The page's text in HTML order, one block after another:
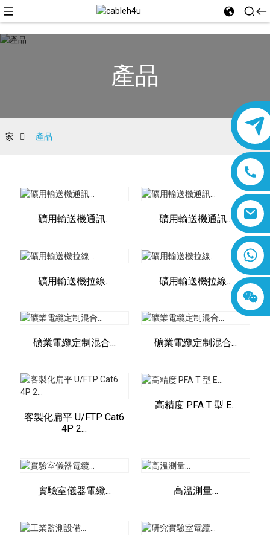
8618019377761
產品
家 產品
礦用輸送機通訊... 礦用輸送機通訊...
礦用輸送機拉線... 礦用輸送機拉線...
礦業電纜定制混合... 礦業電纜定制混合...
客製化扁平 U/FTP Cat6
4P 2...
高精度 PFA T 型 E...
實驗室儀器電纜... 高溫測量…